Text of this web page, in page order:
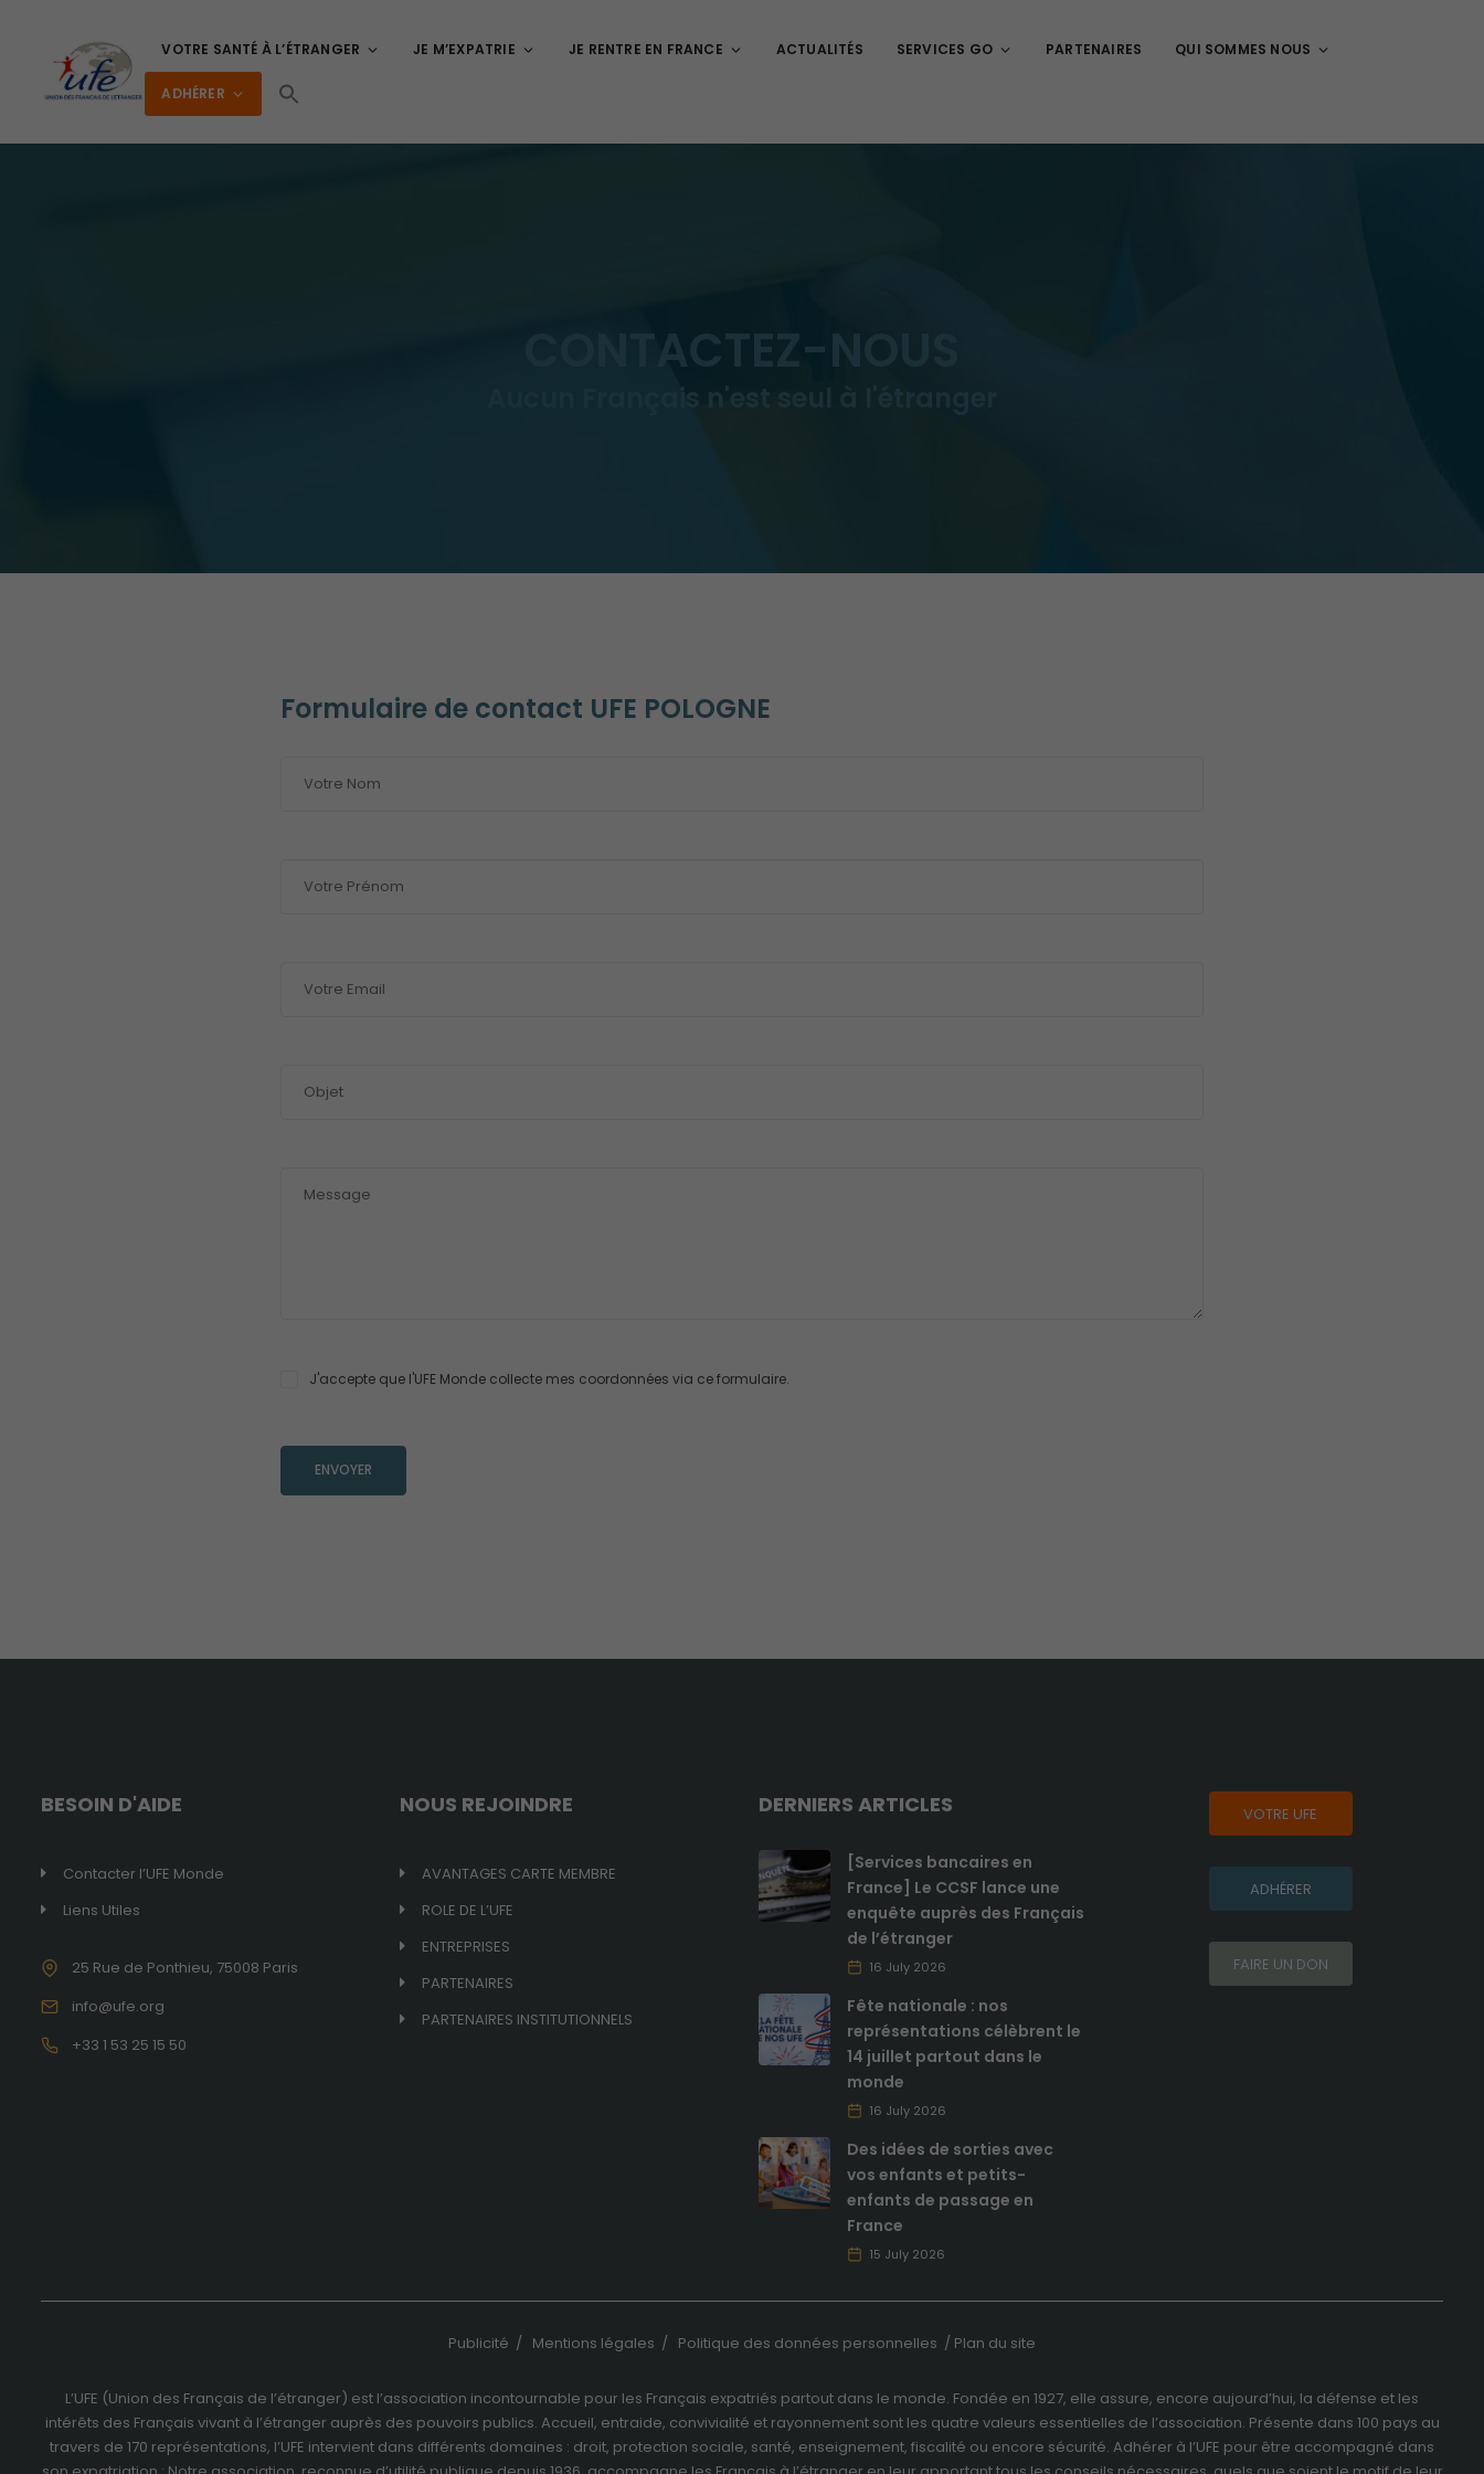
VOTRE SANTÉ À L’ÉTRANGER JE M’EXPATRIE JE RENTRE EN FRANCE ACTUALITÉS SERVICES GO PARTENAIRES QUI SOMMES NOUS
ADHÉRER
CONTACTEZ-NOUS
Formulaire de contact UFE POLOGNE
J'accepte que l'UFE Monde collecte mes coordonnées via ce formulaire.
BESOIN D'AIDE
Contacter l’UFE Monde
Liens Utiles
25 Rue de Ponthieu, 75008 Paris
info@ufe.org
+33 1 53 25 15 50
NOUS REJOINDRE
AVANTAGES CARTE MEMBRE
ROLE DE L’UFE
ENTREPRISES
PARTENAIRES
PARTENAIRES INSTITUTIONNELS
DERNIERS ARTICLES
[Services bancaires en
France] Le CCSF lance une
enquête auprès des Français
de l’étranger
16 July 2026
Fête nationale : nos
représentations célèbrent le
14 juillet partout dans le
monde
16 July 2026
Des idées de sorties avec
vos enfants et petits-
enfants de passage en
France
15 July 2026
VOTRE UFE
ADHÉRER
FAIRE UN DON
Publicité / Mentions légales / Politique des données personnelles / Plan du site
L’UFE (Union des Français de l’étranger) est l’association incontournable pour les Français expatriés partout dans le monde. Fondée en 1927, elle assure, encore aujourd’hui, la défense et les
intérêts des Français vivant à l’étranger auprès des pouvoirs publics. Accueil, entraide, convivialité et rayonnement sont les quatre valeurs essentielles de l’association. Présente dans 100 pays au
travers de 170 représentations, l’UFE intervient dans différents domaines : droit, protection sociale, santé, enseignement, fiscalité ou encore sécurité. Adhérer à l’UFE pour être accompagné dans
Obligatoires
Ces cookies ne
sont pas
optionnels et
nécessaires au
Analytiques
Ces cookies
sont utilisés